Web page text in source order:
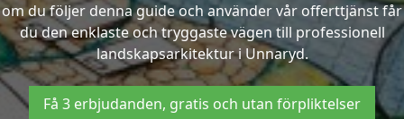
om du följer denna guide och använder vår offerttjänst får
du den enklaste och tryggaste vägen till professionell
landskapsarkitektur i Unnaryd.
Få 3 erbjudanden, gratis och utan förpliktelser